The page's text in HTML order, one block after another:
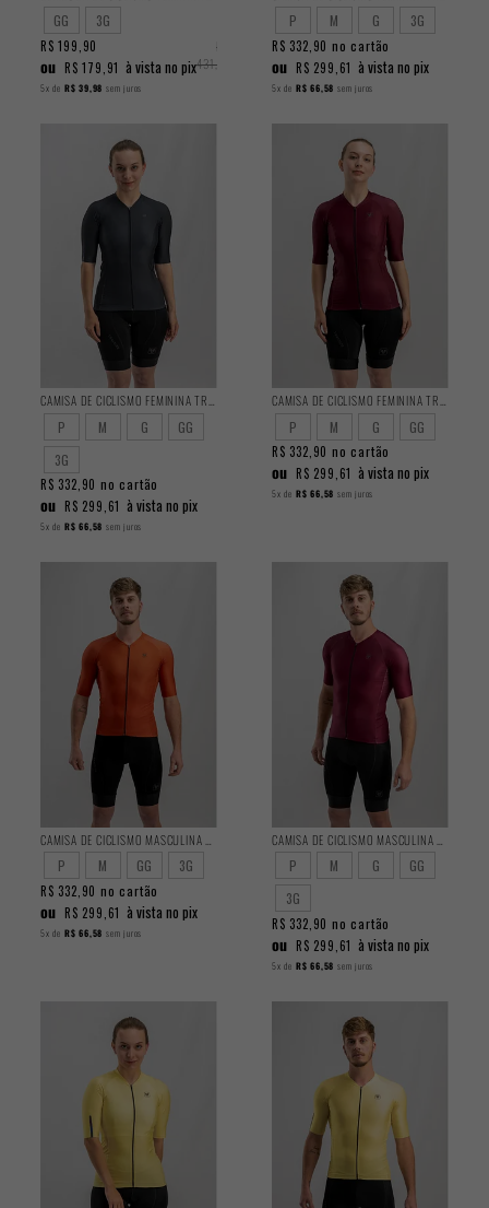
GG 3G
R$
431,90
R$ 199,90
ou R$ 179,91 à vista no pix
5x de R$ 39,98 sem juros
P M G 3G
R$ 332,90 no cartão
ou R$ 299,61 à vista no pix
5x de R$ 66,58 sem juros
CAMISA DE CICLISMO FEMININA TRAINING VULKAN
P M G
GG
3G
R$ 332,90 no cartão
ou R$ 299,61 à vista no pix
5x de R$ 66,58 sem juros
CAMISA DE CICLISMO FEMININA TRAINING GRAPE
P M G GG
R$ 332,90 no cartão
ou R$ 299,61 à vista no pix
5x de R$ 66,58 sem juros
P M GG 3G
R$ 332,90 no cartão
ou R$ 299,61 à vista no pix
5x de R$ 66,58 sem juros
P M G
GG
3G
R$ 332,90 no cartão
ou R$ 299,61 à vista no pix
5x de R$ 66,58 sem juros